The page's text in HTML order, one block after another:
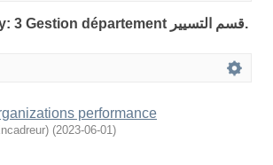
Showing 10 out of a total of 13 results for community: 3 Gestion département قسم التسيير.
performance
(2023-06-01)